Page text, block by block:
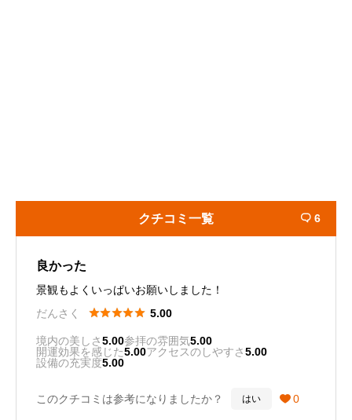
クチコミ一覧  6
良かった
景観もよくいっぱいお願いしました！
だんさく
 5.00
境内の美しさ5.00参拝の雰囲気5.00
開運効果を感じた5.00アクセスのしやすさ5.00
設備の充実度5.00
このクチコミは参考になりましたか？ はい  0